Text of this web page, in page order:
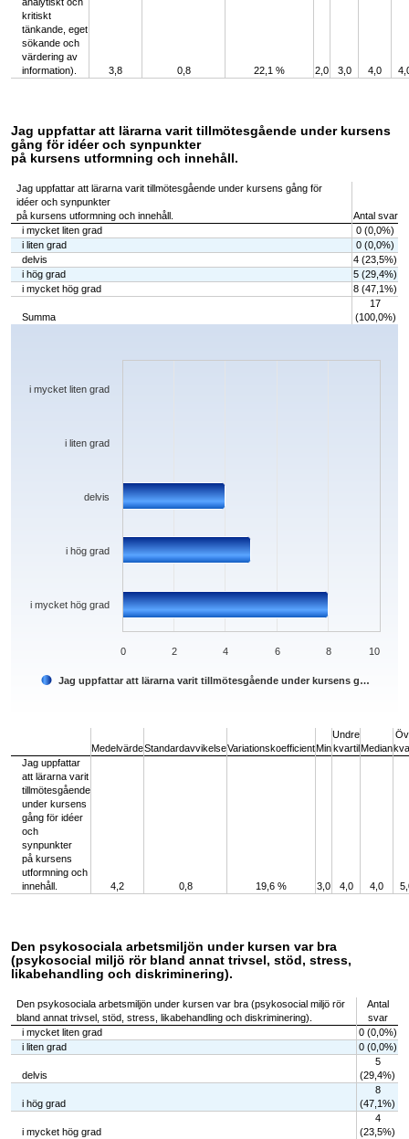
kritiskt
tänkande, eget
sökande och
värdering av
information).
3,8 0,8 22,1 % 2,0 3,0 4,0
Jag uppfattar att lärarna varit tillmötesgående under kursens
gång för idéer och synpunkter
på kursens utformning och innehåll.
Jag uppfattar att lärarna varit tillmötesgående under kursens gång för
idéer och synpunkter
på kursens utformning och innehåll.
Antal svar
i mycket liten grad
0 (0,0%)
i liten grad
0 (0,0%)
delvis
4 (23,5%)
i hög grad
5 (29,4%)
i mycket hög grad
8 (47,1%)
Summa
17
(100,0%)
Chart
The chart has 1 X axis displaying categories.
Jag uppfattar att lärarna varit tillmötesgående under kursens g…
i mycket hög grad
i hög grad
delvis
i liten grad
i mycket liten grad
0 2 4 6 8 10
MedelvärdeStandardavvikelseVariationskoefficientMin
Undre
kvartilMedian
Jag uppfattar
att lärarna varit
tillmötesgående
under kursens
gång för idéer
och
synpunkter
på kursens
utformning och
innehåll.
4,2 0,8 19,6 % 3,0 4,0 4,0
Den psykosociala arbetsmiljön under kursen var bra
(psykosocial miljö rör bland annat trivsel, stöd, stress,
likabehandling och diskriminering).
Den psykosociala arbetsmiljön under kursen var bra (psykosocial miljö rör
bland annat trivsel, stöd, stress, likabehandling och diskriminering).
Antal
svar
i mycket liten grad
0 (0,0%)
i liten grad
0 (0,0%)
delvis
5
(29,4%)
i hög grad
8
(47,1%)
i mycket hög grad
4
(23,5%)